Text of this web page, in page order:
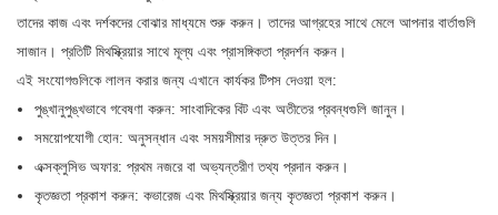
তাদের কাজ এবং দর্শকদের বোঝার মাধ্যমে শুরু করুন। তাদের আগ্রহের সাথে মেলে আপনার বার্তাগুলি
সাজান। প্রতিটি মিথস্ক্রিয়ার সাথে মূল্য এবং প্রাসঙ্গিকতা প্রদর্শন করুন।
এই সংযোগগুলিকে লালন করার জন্য এখানে কার্যকর টিপস দেওয়া হল:
পুঙ্খানুপুঙ্খভাবে গবেষণা করুন: সাংবাদিকের বিট এবং অতীতের প্রবন্ধগুলি জানুন।
সময়োপযোগী হোন: অনুসন্ধান এবং সময়সীমার দ্রুত উত্তর দিন।
এক্সক্লুসিভ অফার: প্রথম নজরে বা অভ্যন্তরীণ তথ্য প্রদান করুন।
কৃতজ্ঞতা প্রকাশ করুন: কভারেজ এবং মিথস্ক্রিয়ার জন্য কৃতজ্ঞতা প্রকাশ করুন।